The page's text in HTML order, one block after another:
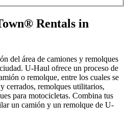
Rentals in
del área de camiones y remolques
U-Haul ofrece un proceso de
o remolque, entre los cuales se
cerrados, remolques utilitarios,
para motocicletas. Combina tus
un camión y un remolque de U-